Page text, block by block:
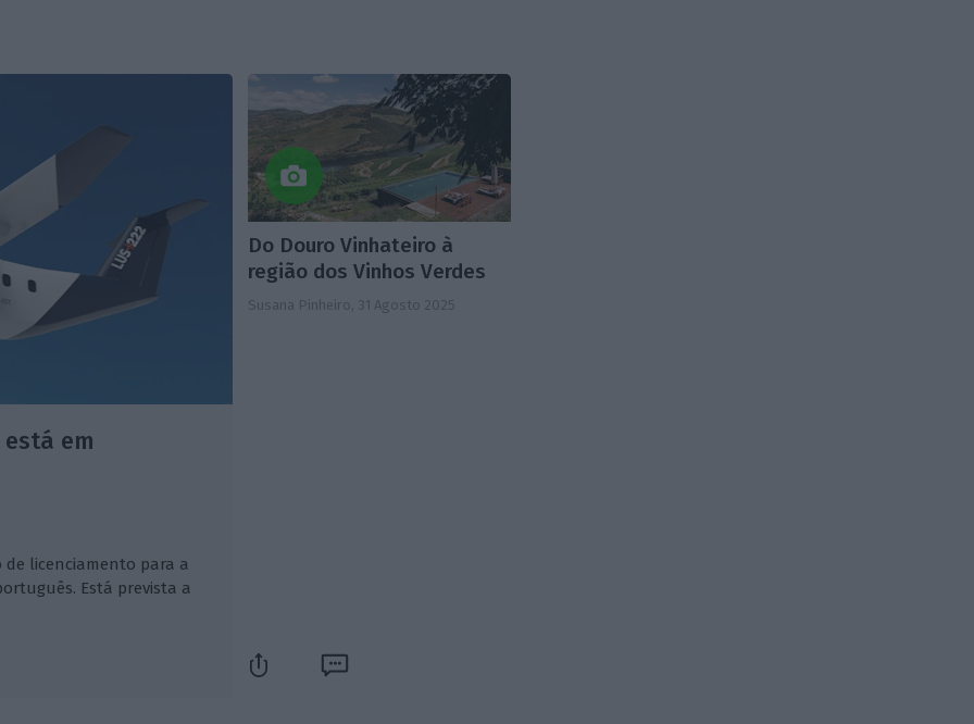
em
de licenciamento para a
Está prevista a
Do Douro Vinhateiro à
região dos Vinhos Verdes
Susana Pinheiro, 31 Agosto 2025